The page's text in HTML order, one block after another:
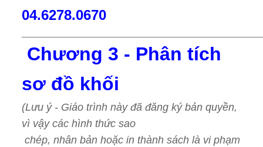
04.6278.0670
Chương 3 - Phân tích
sơ đồ khối
(Lưu ý - Giáo trình này đã đăng ký bản quyền,
vì vậy các hình thức sao
chép, nhân bản hoặc in thành sách là vi phạm